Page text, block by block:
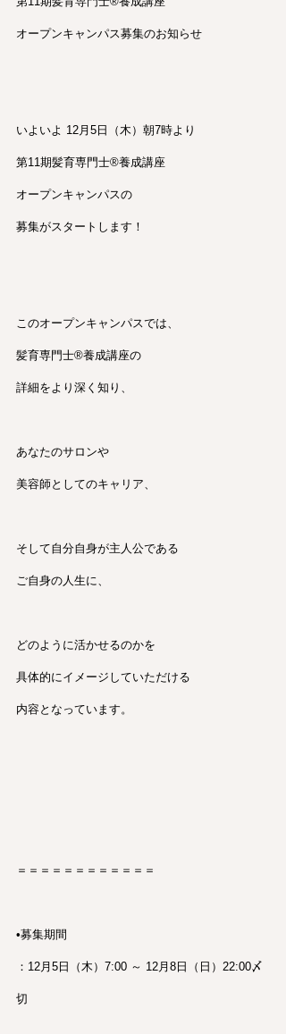
オープンキャンパス募集のお知らせ
いよいよ 12月5日（木）朝7時より
第11期髪育専門士®︎養成講座
オープンキャンパスの
募集がスタートします！
このオープンキャンパスでは、
髪育専門士®︎養成講座の
詳細をより深く知り、
あなたのサロンや
美容師としてのキャリア、
そして自分自身が主人公である
ご自身の人生に、
どのように活かせるのかを
具体的にイメージしていただける
内容となっています。
＝＝＝＝＝＝＝＝＝＝＝＝
•募集期間
：12月5日（木）7:00 ～ 12月8日（日）22:00〆
切